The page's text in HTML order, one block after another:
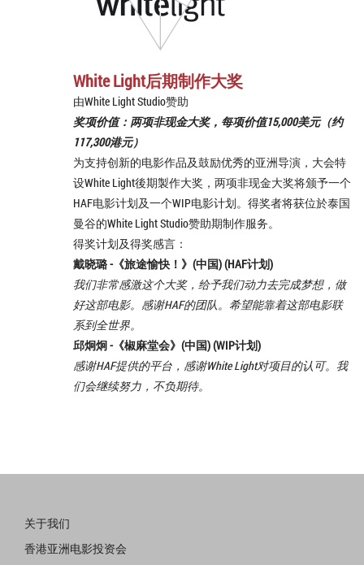
White Light后期制作大奖
由White Light Studio赞助
奖项价值：两项非现金大奖，每项价值15,000美元（约
117,300港元）
为支持创新的电影作品及鼓励优秀的亚洲导演，大会特
设White Light後期製作大奖，两项非现金大奖将颁予一个
HAF电影计划及一个WIP电影计划。得奖者将获位於泰国
曼谷的White Light Studio赞助期制作服务。
得奖计划及得奖感言：
戴晓璐 -《旅途愉快！》(中国) (HAF计划)
我们非常感激这个大奖，给予我们动力去完成梦想，做
好这部电影。感谢HAF的团队。希望能靠着这部电影联
系到全世界。
邱炯炯 -《椒麻堂会》(中国) (WIP计划)
感谢HAF提供的平台，感谢White Light对项目的认可。我
们会继续努力，不负期待。
关于我们
香港亚洲电影投资会